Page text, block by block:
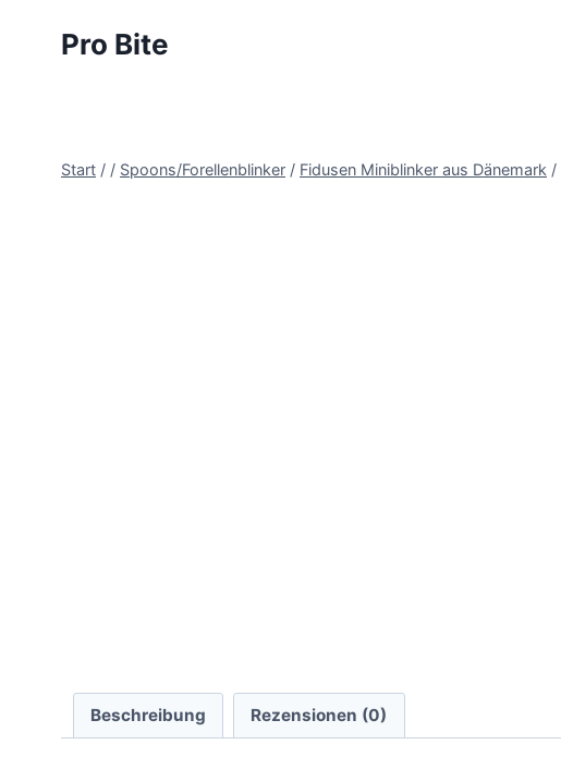
Pro Bite
Start / / Spoons/Forellenblinker / Fidusen Miniblinker aus Dänemark /
Beschreibung Rezensionen (0)